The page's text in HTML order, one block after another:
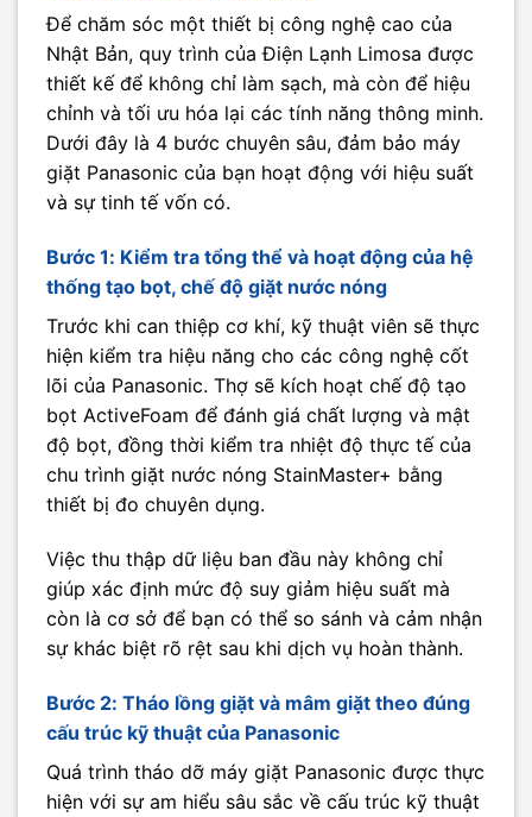
Để chăm sóc một thiết bị công nghệ cao của
Nhật Bản, quy trình của Điện Lạnh Limosa được
thiết kế để không chỉ làm sạch, mà còn để hiệu
chỉnh và tối ưu hóa lại các tính năng thông minh.
Dưới đây là 4 bước chuyên sâu, đảm bảo máy
giặt Panasonic của bạn hoạt động với hiệu suất
và sự tinh tế vốn có.
Bước 1: Kiểm tra tổng thể và hoạt động của hệ
thống tạo bọt, chế độ giặt nước nóng
Trước khi can thiệp cơ khí, kỹ thuật viên sẽ thực
hiện kiểm tra hiệu năng cho các công nghệ cốt
lõi của Panasonic. Thợ sẽ kích hoạt chế độ tạo
bọt ActiveFoam để đánh giá chất lượng và mật
độ bọt, đồng thời kiểm tra nhiệt độ thực tế của
chu trình giặt nước nóng StainMaster+ bằng
thiết bị đo chuyên dụng.
Việc thu thập dữ liệu ban đầu này không chỉ
giúp xác định mức độ suy giảm hiệu suất mà
còn là cơ sở để bạn có thể so sánh và cảm nhận
sự khác biệt rõ rệt sau khi dịch vụ hoàn thành.
Bước 2: Tháo lồng giặt và mâm giặt theo đúng
cấu trúc kỹ thuật của Panasonic
Quá trình tháo dỡ máy giặt Panasonic được thực
hiện với sự am hiểu sâu sắc về cấu trúc kỹ thuật